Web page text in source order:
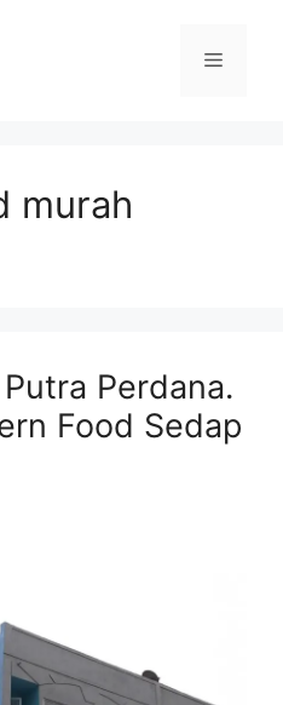
Menu
murah
Perdana.
Food Sedap